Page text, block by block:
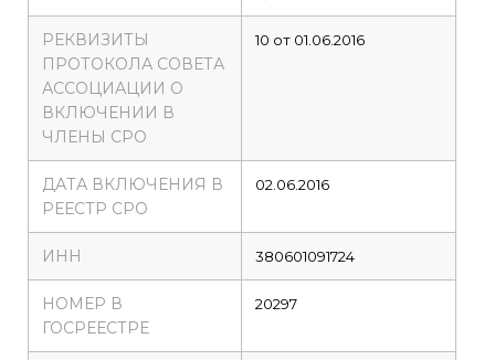
РЕКВИЗИТЫ
ПРОТОКОЛА СОВЕТА
АССОЦИАЦИИ О
ВКЛЮЧЕНИИ В
ЧЛЕНЫ СРО
10 от 01.06.2016
ДАТА ВКЛЮЧЕНИЯ В
РЕЕСТР СРО
02.06.2016
ИНН 380601091724
НОМЕР В
ГОСРЕЕСТРЕ
20297